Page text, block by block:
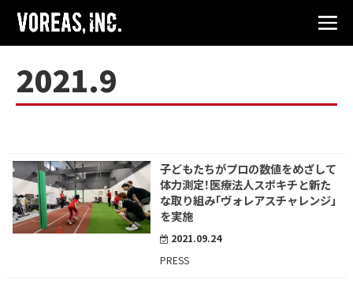
2021.9
子どもたちがプロの数値をめざして
体力測定！医療法人スポキチと新た
な取り組み「ヴォレアスチャレンジ」
を実施
2021.09.24
PRESS